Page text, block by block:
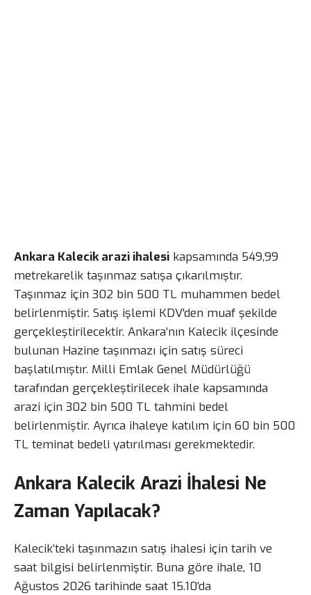
Ankara Kalecik arazi ihalesi kapsamında 549,99
metrekarelik taşınmaz satışa çıkarılmıştır.
Taşınmaz için 302 bin 500 TL muhammen bedel
belirlenmiştir. Satış işlemi KDV’den muaf şekilde
gerçekleştirilecektir. Ankara’nın Kalecik ilçesinde
bulunan Hazine taşınmazı için satış süreci
başlatılmıştır. Milli Emlak Genel Müdürlüğü
tarafından gerçekleştirilecek ihale kapsamında
arazi için 302 bin 500 TL tahmini bedel
belirlenmiştir. Ayrıca ihaleye katılım için 60 bin 500
TL teminat bedeli yatırılması gerekmektedir.
Ankara Kalecik Arazi İhalesi Ne
Zaman Yapılacak?
Kalecik’teki taşınmazın satış ihalesi için tarih ve
saat bilgisi belirlenmiştir. Buna göre ihale, 10
Ağustos 2026 tarihinde saat 15.10’da